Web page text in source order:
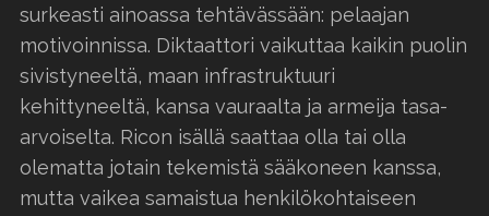
surkeasti ainoassa tehtävässään: pelaajan
motivoinnissa. Diktaattori vaikuttaa kaikin puolin
sivistyneeltä, maan infrastruktuuri
kehittyneeltä, kansa vauraalta ja armeija tasa-
arvoiselta. Ricon isällä saattaa olla tai olla
olematta jotain tekemistä sääkoneen kanssa,
mutta vaikea samaistua henkilökohtaiseen